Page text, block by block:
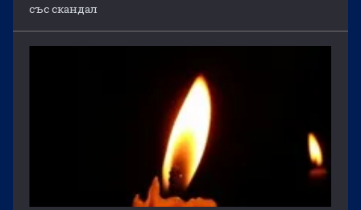
със скандал